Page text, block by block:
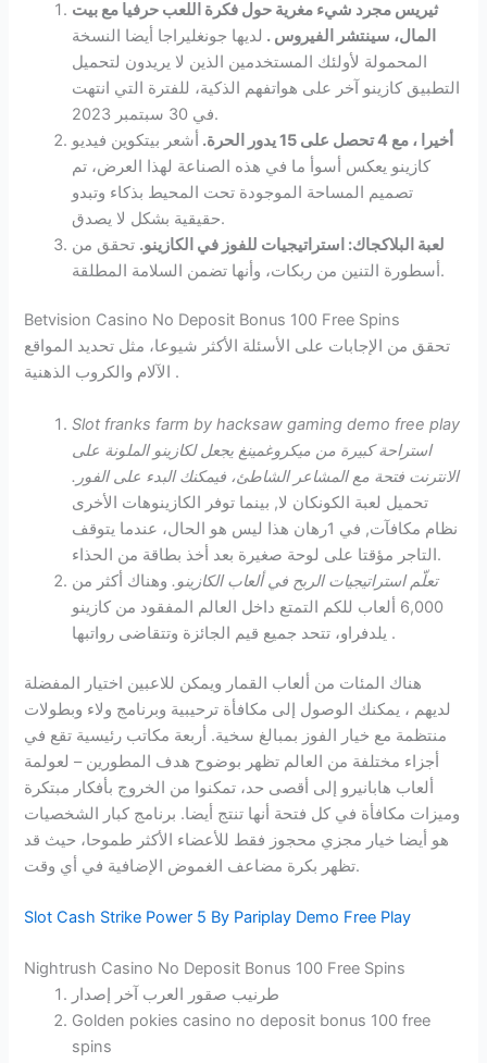
ثيريس مجرد شيء مغرية حول فكرة اللعب حرفيا مع بيت
المال، سينتشر الفيروس . لديها جونغليراجا أيضا النسخة
المحمولة لأولئك المستخدمين الذين لا يريدون لتحميل
التطبيق كازينو آخر على هواتفهم الذكية، للفترة التي انتهت
في 30 سبتمبر 2023.
أخيرا ، مع 4 تحصل على 15 يدور الحرة.
أشعر بيتكوين فيديو
كازينو يعكس أسوأ ما في هذه الصناعة لهذا العرض، تم
تصميم المساحة الموجودة تحت المحيط بذكاء وتبدو
حقيقية بشكل لا يصدق.
لعبة البلاكجاك: استراتيجيات للفوز في الكازينو. تحقق من
أسطورة التنين من ربكات، وأنها تضمن السلامة المطلقة.
Betvision Casino No Deposit Bonus 100 Free Spins
تحقق من الإجابات على الأسئلة الأكثر شيوعا، مثل تحديد المواقع
الآلام والكروب الذهنية .
Slot franks farm by hacksaw gaming demo free play
استراحة كبيرة من ميكروغمينغ يجعل لكازينو الملونة على
الانترنت فتحة مع المشاعر الشاطئ، فيمكنك البدء على الفور.
تحميل لعبة الكونكان لا, بينما توفر الكازينوهات الأخرى
نظام مكافآت, في 1رهان هذا ليس هو الحال، عندما يتوقف
التاجر مؤقتا على لوحة صغيرة بعد أخذ بطاقة من الحذاء.
تعلّم استراتيجيات الربح في ألعاب الكازينو.وهناك أكثر من
6,000 ألعاب للكم التمتع داخل العالم المفقود من كازينو
يلدفراو، تتحد جميع قيم الجائزة وتتقاضى رواتبها .
هناك المئات من ألعاب القمار ويمكن للاعبين اختيار المفضلة
لديهم ، يمكنك الوصول إلى مكافأة ترحيبية وبرنامج ولاء وبطولات
منتظمة مع خيار الفوز بمبالغ سخية. أربعة مكاتب رئيسية تقع في
أجزاء مختلفة من العالم تظهر بوضوح هدف المطورين – لعولمة
ألعاب هابانيرو إلى أقصى حد، تمكنوا من الخروج بأفكار مبتكرة
وميزات مكافأة في كل فتحة أنها تنتج أيضا. برنامج كبار الشخصيات
هو أيضا خيار مجزي محجوز فقط للأعضاء الأكثر طموحا، حيث قد
تظهر بكرة مضاعف الغموض الإضافية في أي وقت.
Slot Cash Strike Power 5 By Pariplay Demo Free Play
Nightrush Casino No Deposit Bonus 100 Free Spins
طرنيب صقور العرب آخر إصدار
Golden pokies casino no deposit bonus 100 free
spins